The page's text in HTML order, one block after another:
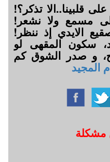
قلبينا..الا تذكر؟!
مسمع ولا نشعر!
الايدي إذ ننظر!
سكون المقهى لو
و صدر الشوق كم
المجيد
مشكلة